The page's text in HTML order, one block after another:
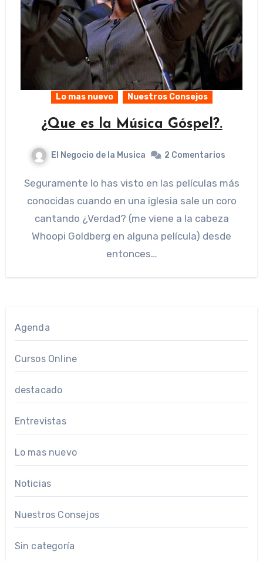
Lo mas nuevo Nuestros Consejos
¿Que es la Música Góspel?.
El Negocio de la Musica 2 Comentarios
Seguramente lo has visto en las películas más
conocidas cuando en una iglesia sale un coro
cantando ¿Verdad? (me viene a la cabeza
Whoopi Goldberg en alguna película) desde
entonces…
Agenda
Cursos Online
destacado
Entrevistas
Lo mas nuevo
Noticias
Nuestros Consejos
Sin categoría